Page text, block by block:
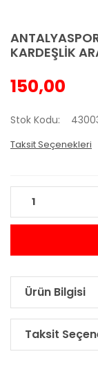
KARDEŞLİK
150,00
Stok Kodu
Taksit Seçenekleri
Ürün Bilgisi
Taksit